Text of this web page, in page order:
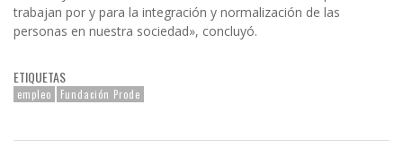
trabajan por y para la integración y normalización de las
personas en nuestra sociedad», concluyó.
ETIQUETAS
empleo Fundación Prode